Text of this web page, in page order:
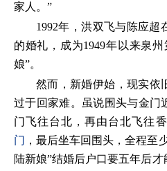
家人。”
1992年，洪双飞与陈应
的婚礼，成为1949年以来泉
娘”。
然而，新婚伊始，现实依
过于回家难。虽说围头与金门
门飞往台北，再由台北飞往
门 ，最后坐车回围头，全程至
陆新娘”结婚后户口要五年后